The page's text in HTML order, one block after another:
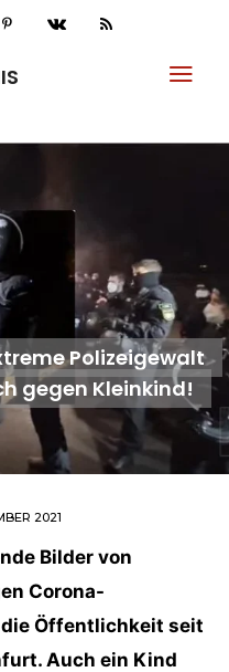
Polizeigewalt
gegen Kleinkind!
2021
Bilder von
Corona-
Öffentlichkeit seit
Auch ein Kind